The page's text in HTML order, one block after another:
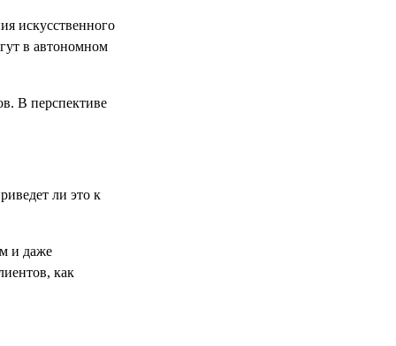
искусственного
в автономном
В перспективе
ли это к
и даже
как